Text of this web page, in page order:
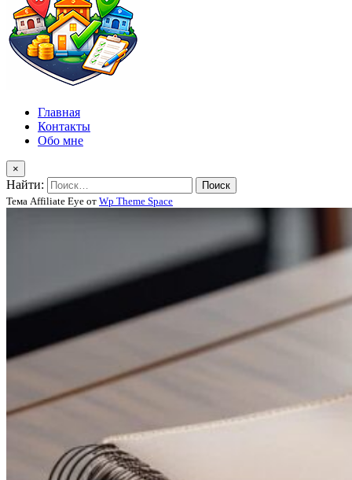
Главная
Контакты
Обо мне
×
Найти:
Тема Affiliate Eye от Wp Theme Space